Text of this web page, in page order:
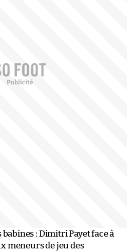
babines : Dimitri Payet face à
meneurs de jeu des